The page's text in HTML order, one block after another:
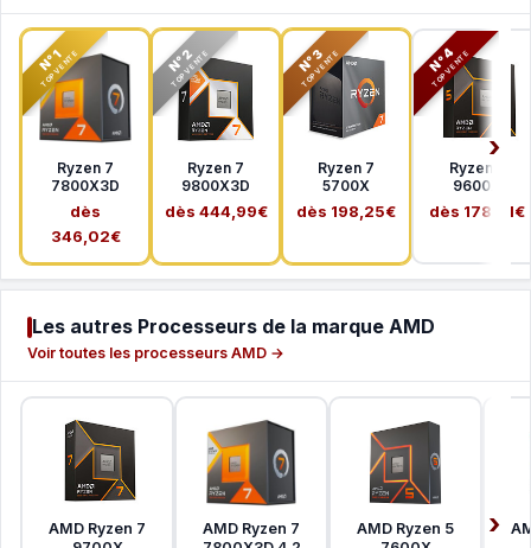
N°1
TOP VENTE
Ryzen 7
7800X3D
dès
346,02€
N°2
TOP VENTE
Ryzen 7
9800X3D
dès 444,99€
N°3
TOP VENTE
Ryzen 7
5700X
dès 198,25€
N°4
TOP VENTE
Ryzen 5
9600X
dès 178,41€
Les autres Processeurs de la marque AMD
Voir toutes les processeurs AMD →
AMD Ryzen 7
AMD Ryzen 7
AMD Ryzen 5